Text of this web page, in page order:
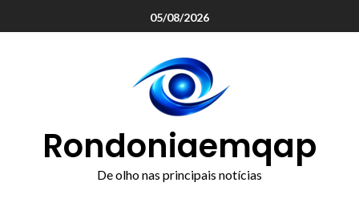
05/08/2026
Rondoniaemqap
De olho nas principais notícias